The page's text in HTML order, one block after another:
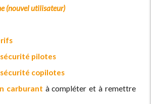
(nouvel utilisateur)
pilotes
copilotes
carburant à compléter et à remettre